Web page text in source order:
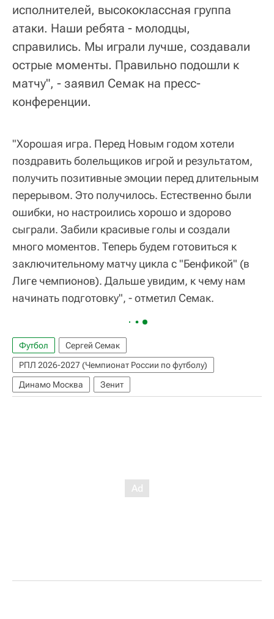
исполнителей, высококлассная группа
атаки. Наши ребята - молодцы,
справились. Мы играли лучше, создавали
острые моменты. Правильно подошли к
матчу", - заявил Семак на пресс-
конференции.
"Хорошая игра. Перед Новым годом хотели
поздравить болельщиков игрой и результатом,
получить позитивные эмоции перед длительным
перерывом. Это получилось. Естественно были
ошибки, но настроились хорошо и здорово
сыграли. Забили красивые голы и создали
много моментов. Теперь будем готовиться к
заключительному матчу цикла с "Бенфикой" (в
Лиге чемпионов). Дальше увидим, к чему нам
начинать подготовку", - отметил Семак.
Футбол
Сергей Семак
РПЛ 2026-2027 (Чемпионат России по футболу)
Динамо Москва
Зенит